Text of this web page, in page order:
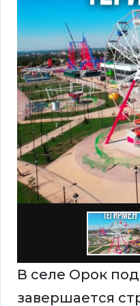
В селе Орок
завершается